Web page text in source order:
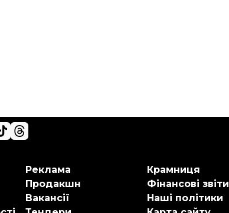
Реклама
Продакшн
Вакансії
Крамниця
Фінансові звіти
Наші політики